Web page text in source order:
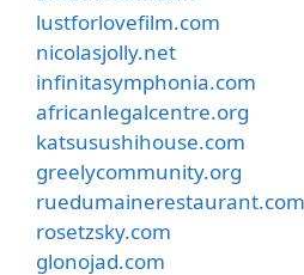
lustforlovefilm.com
nicolasjolly.net
infinitasymphonia.com
africanlegalcentre.org
katsusushihouse.com
greelycommunity.org
ruedumainerestaurant.com
rosetzsky.com
glonojad.com